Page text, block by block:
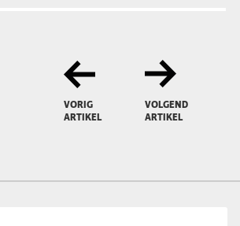
VORIG
ARTIKEL
VOLGEND
ARTIKEL